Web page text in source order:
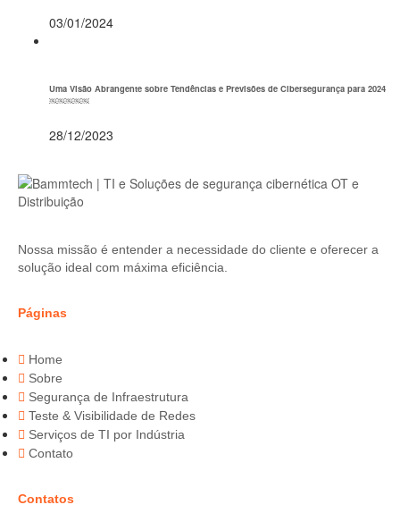
03/01/2024
Uma Visão Abrangente sobre Tendências e Previsões de Cibersegurança para 2024
￼￼￼￼￼
28/12/2023
Nossa missão é entender a necessidade do cliente e oferecer a
solução ideal com máxima eficiência.
Páginas
Home
Sobre
Segurança de Infraestrutura
Teste & Visibilidade de Redes
Serviços de TI por Indústria
Contato
Contatos